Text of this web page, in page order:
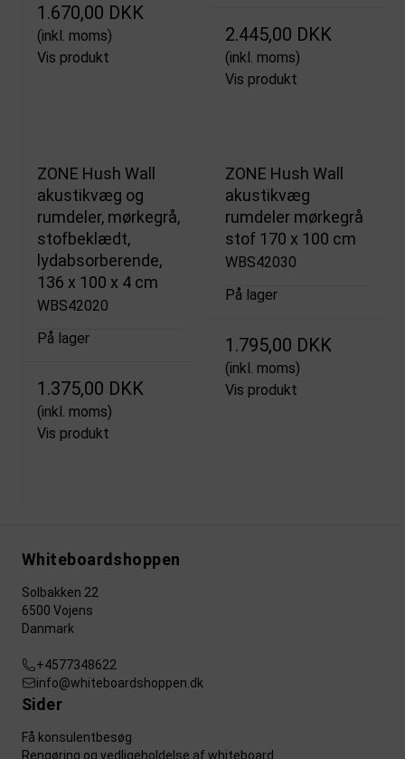
1.670,00 DKK
(inkl. moms)
Vis produkt
2.445,00 DKK
(inkl. moms)
Vis produkt
ZONE Hush Wall
akustikvæg og
rumdeler, mørkegrå,
stofbeklædt,
lydabsorberende,
136 x 100 x 4 cm
WBS42020
På lager
1.375,00 DKK
(inkl. moms)
Vis produkt
ZONE Hush Wall
akustikvæg
rumdeler mørkegrå
stof 170 x 100 cm
WBS42030
På lager
1.795,00 DKK
(inkl. moms)
Vis produkt
Whiteboardshoppen
Solbakken 22
6500 Vojens
Danmark
+4577348622
info@whiteboardshoppen.dk
Sider
Få konsulentbesøg
Rengøring og vedligeholdelse af whiteboard